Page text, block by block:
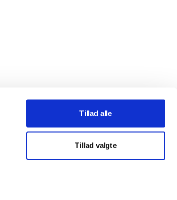
Tillad alle
Tillad valgte